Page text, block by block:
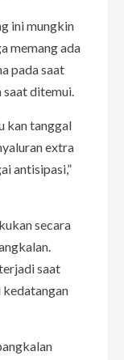
ini mungkin
memang ada
pada saat
saat ditemui.
kan tanggal
extra
antisipasi,”
secara
saat
kedatangan